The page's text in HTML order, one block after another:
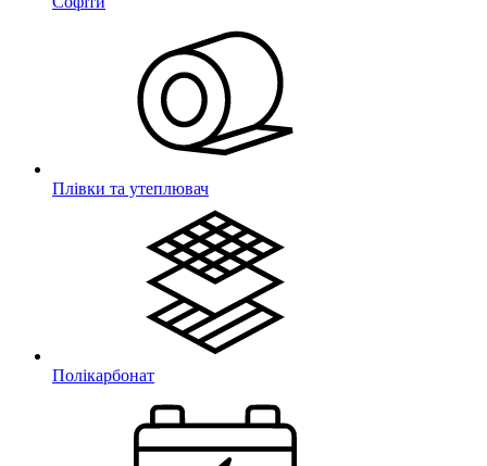
Плівки та утеплювач
Полікарбонат